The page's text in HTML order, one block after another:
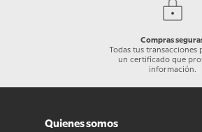
Compras
Todas tus transacciones
un certificado que
información.
Quienes somos